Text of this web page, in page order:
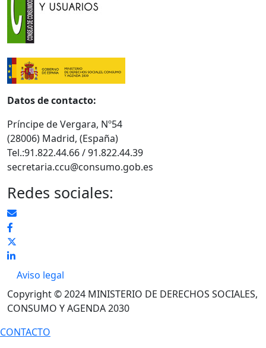
Datos de contacto:
Príncipe de Vergara, Nº54
(28006) Madrid, (España)
Tel.:91.822.44.66 / 91.822.44.39
secretaria.ccu@consumo.gob.es
Redes sociales:
Pie de página
Aviso legal
Copyright © 2024 MINISTERIO DE DERECHOS SOCIALES,
CONSUMO Y AGENDA 2030
CONTACTO